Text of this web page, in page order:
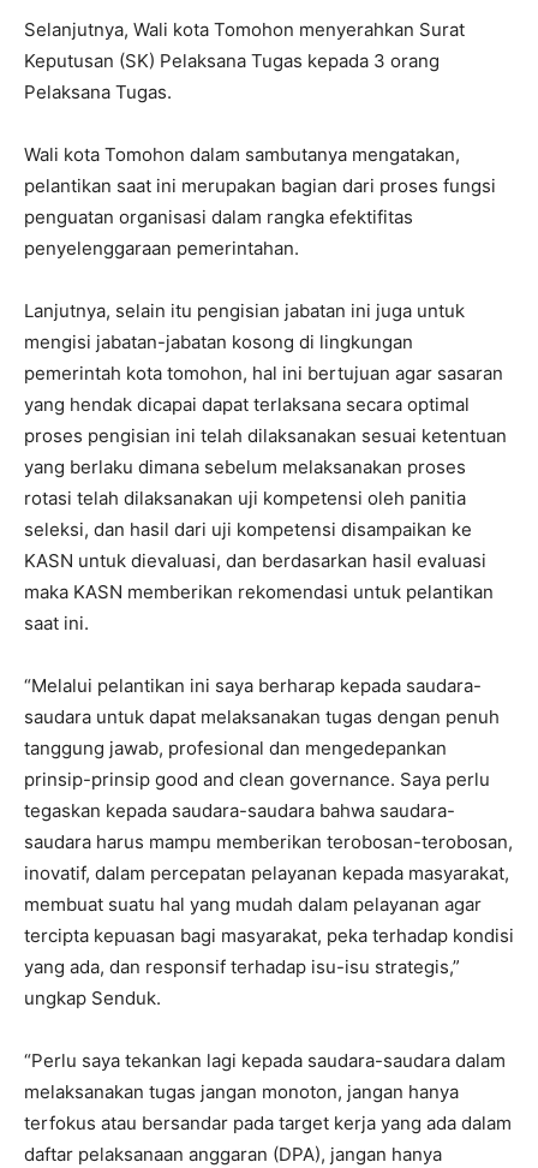
Selanjutnya, Wali kota Tomohon menyerahkan Surat
Keputusan (SK) Pelaksana Tugas kepada 3 orang
Pelaksana Tugas.
Wali kota Tomohon dalam sambutanya mengatakan,
pelantikan saat ini merupakan bagian dari proses fungsi
penguatan organisasi dalam rangka efektifitas
penyelenggaraan pemerintahan.
Lanjutnya, selain itu pengisian jabatan ini juga untuk
mengisi jabatan-jabatan kosong di lingkungan
pemerintah kota tomohon, hal ini bertujuan agar sasaran
yang hendak dicapai dapat terlaksana secara optimal
proses pengisian ini telah dilaksanakan sesuai ketentuan
yang berlaku dimana sebelum melaksanakan proses
rotasi telah dilaksanakan uji kompetensi oleh panitia
seleksi, dan hasil dari uji kompetensi disampaikan ke
KASN untuk dievaluasi, dan berdasarkan hasil evaluasi
maka KASN memberikan rekomendasi untuk pelantikan
saat ini.
“Melalui pelantikan ini saya berharap kepada saudara-
saudara untuk dapat melaksanakan tugas dengan penuh
tanggung jawab, profesional dan mengedepankan
prinsip-prinsip good and clean governance. Saya perlu
tegaskan kepada saudara-saudara bahwa saudara-
saudara harus mampu memberikan terobosan-terobosan,
inovatif, dalam percepatan pelayanan kepada masyarakat,
membuat suatu hal yang mudah dalam pelayanan agar
tercipta kepuasan bagi masyarakat, peka terhadap kondisi
yang ada, dan responsif terhadap isu-isu strategis,”
ungkap Senduk.
“Perlu saya tekankan lagi kepada saudara-saudara dalam
melaksanakan tugas jangan monoton, jangan hanya
terfokus atau bersandar pada target kerja yang ada dalam
daftar pelaksanaan anggaran (DPA), jangan hanya